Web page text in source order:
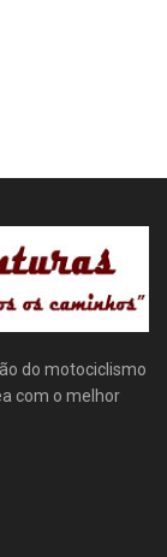
do motociclismo
com o melhor